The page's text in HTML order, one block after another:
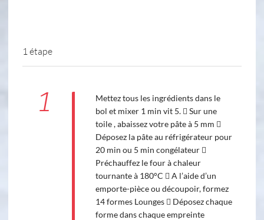
1 étape
1
Mettez tous les ingrédients dans le
bol et mixer 1 min vit 5.  Sur une
toile , abaissez votre pâte à 5 mm 
Déposez la pâte au réfrigérateur pour
20 min ou 5 min congélateur 
Préchauffez le four à chaleur
tournante à 180°C  A l’aide d’un
emporte-pièce ou découpoir, formez
14 formes Lounges  Déposez chaque
forme dans chaque empreinte